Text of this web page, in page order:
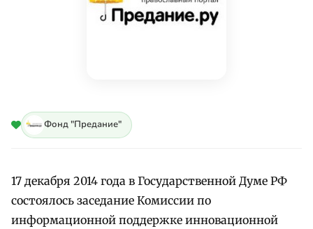
Фонд "Предание"
17 декабря 2014 года в Государственной Думе РФ
состоялось заседание Комиссии по
информационной поддержке инновационной